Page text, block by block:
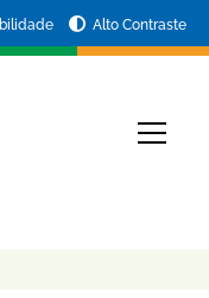
Alto Contraste